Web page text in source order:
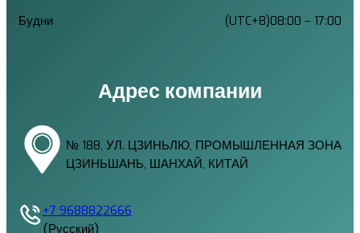
Будни (UTC+8)08:00 – 17:00
Адрес компании
№ 188, УЛ. ЦЗИНЬЛЮ, ПРОМЫШЛЕННАЯ ЗОНА
ЦЗИНЬШАНЬ, ШАНХАЙ, КИТАЙ
+7 9688822666
(Русский)